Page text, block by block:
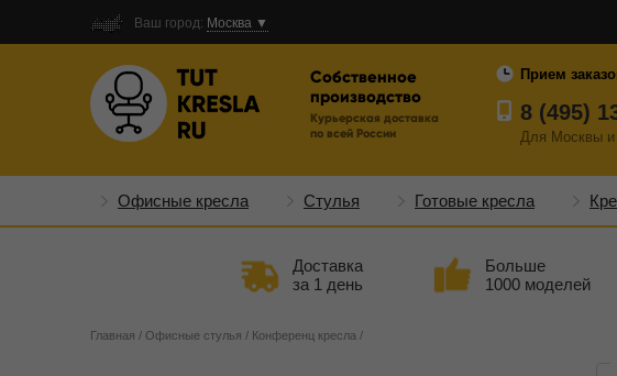
Ваш город: Москва ▼
Собственное
производство
Курьерская доставка
по всей России
Прием
8 (495)
Для Москвы и
Офисные кресла Стулья Готовые кресла
Доставка
за 1 день
Больше
1000 моделей
Главная / Офисные стулья / Конференц кресла /